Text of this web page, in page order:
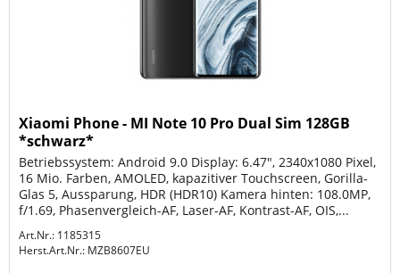
Xiaomi Phone - MI Note 10 Pro Dual Sim 128GB
*schwarz*
Betriebssystem: Android 9.0 Display: 6.47", 2340x1080 Pixel,
16 Mio. Farben, AMOLED, kapazitiver Touchscreen, Gorilla-
Glas 5, Aussparung, HDR (HDR10) Kamera hinten: 108.0MP,
f/1.69, Phasenvergleich-AF, Laser-AF, Kontrast-AF, OIS,...
Art.Nr.: 1185315
Herst.Art.Nr.: MZB8607EU